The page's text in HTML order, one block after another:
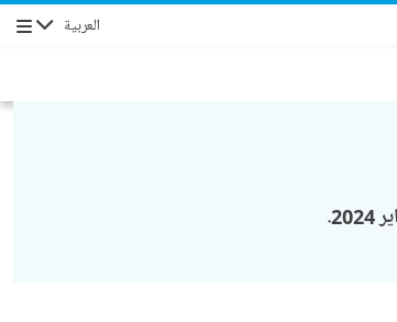
العربية التنقل